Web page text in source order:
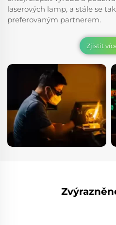
laserových lamp, a stále se
preferovaným partnerem.
Zjistit